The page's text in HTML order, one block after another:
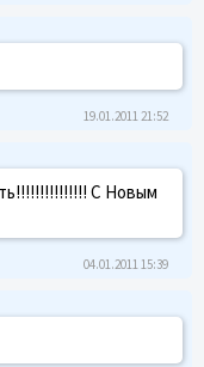
19.01.2011 21:52
С Новым
04.01.2011 15:39